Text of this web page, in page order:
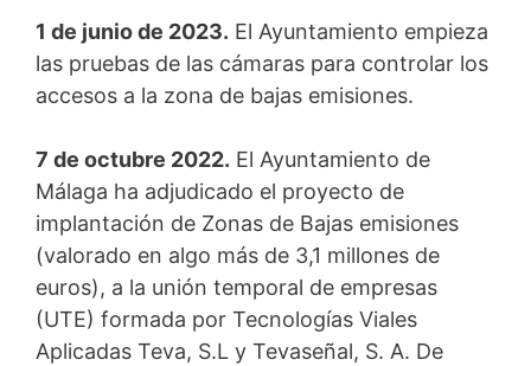
1 de junio de 2023. El Ayuntamiento empieza
las pruebas de las cámaras para controlar los
accesos a la zona de bajas emisiones.
7 de octubre 2022. El Ayuntamiento de
Málaga ha adjudicado el proyecto de
implantación de Zonas de Bajas emisiones
(valorado en algo más de 3,1 millones de
euros), a la unión temporal de empresas
(UTE) formada por Tecnologías Viales
Aplicadas Teva, S.L y Tevaseñal, S. A. De